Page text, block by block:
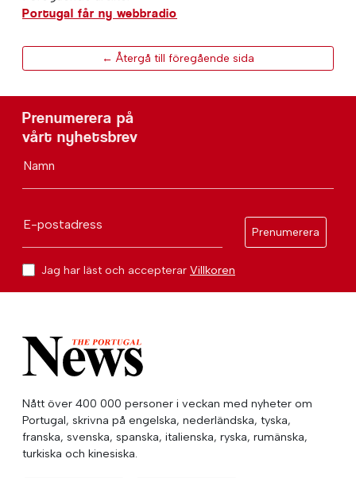
Portugal får ny webbradio
← Återgå till föregående sida
Prenumerera på
vårt nyhetsbrev
Namn
E-postadress
Prenumerera
Jag har läst och accepterar Villkoren
Nått över 400 000 personer i veckan med nyheter om
Portugal, skrivna på engelska, nederländska, tyska,
franska, svenska, spanska, italienska, ryska, rumänska,
turkiska och kinesiska.